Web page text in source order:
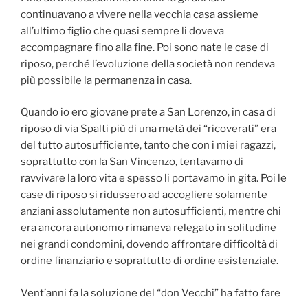
continuavano a vivere nella vecchia casa assieme
all’ultimo figlio che quasi sempre li doveva
accompagnare fino alla fine. Poi sono nate le case di
riposo, perché l’evoluzione della società non rendeva
più possibile la permanenza in casa.
Quando io ero giovane prete a San Lorenzo, in casa di
riposo di via Spalti più di una metà dei “ricoverati” era
del tutto autosufficiente, tanto che con i miei ragazzi,
soprattutto con la San Vincenzo, tentavamo di
ravvivare la loro vita e spesso li portavamo in gita. Poi le
case di riposo si ridussero ad accogliere solamente
anziani assolutamente non autosufficienti, mentre chi
era ancora autonomo rimaneva relegato in solitudine
nei grandi condomini, dovendo affrontare difficoltà di
ordine finanziario e soprattutto di ordine esistenziale.
Vent’anni fa la soluzione del “don Vecchi” ha fatto fare